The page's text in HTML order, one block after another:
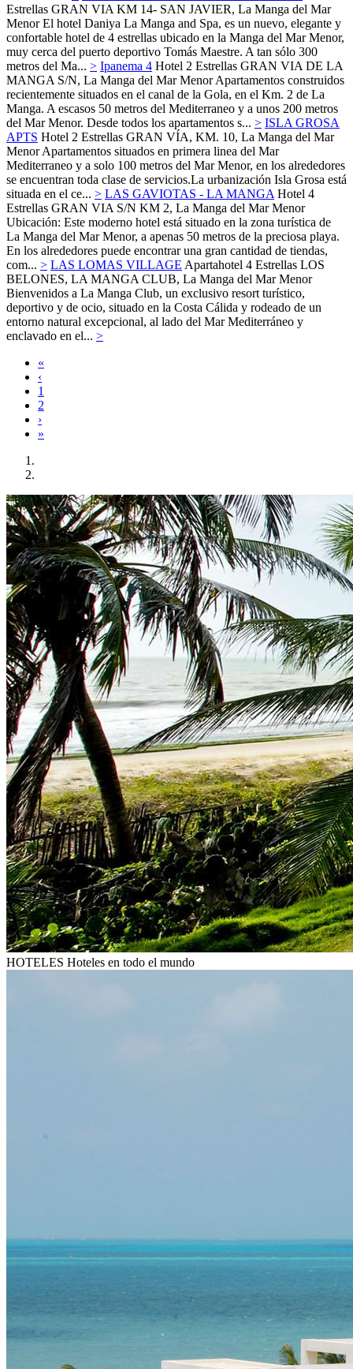
Estrellas GRAN VIA KM 14- SAN JAVIER, La Manga del Mar
Menor El hotel Daniya La Manga and Spa, es un nuevo, elegante y
confortable hotel de 4 estrellas ubicado en la Manga del Mar Menor,
muy cerca del puerto deportivo Tomás Maestre. A tan sólo 300
metros del Ma... > Ipanema 4 Hotel 2 Estrellas GRAN VIA DE LA
MANGA S/N, La Manga del Mar Menor Apartamentos construidos
recientemente situados en el canal de la Gola, en el Km. 2 de La
Manga. A escasos 50 metros del Mediterraneo y a unos 200 metros
del Mar Menor. Desde todos los apartamentos s... > ISLA GROSA
APTS Hotel 2 Estrellas GRAN VÍA, KM. 10, La Manga del Mar
Menor Apartamentos situados en primera linea del Mar
Mediterraneo y a solo 100 metros del Mar Menor, en los alrededores
se encuentran toda clase de servicios.La urbanización Isla Grosa está
situada en el ce... > LAS GAVIOTAS - LA MANGA Hotel 4
Estrellas GRAN VIA S/N KM 2, La Manga del Mar Menor
Ubicación: Este moderno hotel está situado en la zona turística de
La Manga del Mar Menor, a apenas 50 metros de la preciosa playa.
En los alrededores puede encontrar una gran cantidad de tiendas,
com... > LAS LOMAS VILLAGE Apartahotel 4 Estrellas LOS
BELONES, LA MANGA CLUB, La Manga del Mar Menor
Bienvenidos a La Manga Club, un exclusivo resort turístico,
deportivo y de ocio, situado en la Costa Cálida y rodeado de un
entorno natural excepcional, al lado del Mar Mediterráneo y
enclavado en el... >
«
‹
1
2
›
»
HOTELES Hoteles en todo el mundo